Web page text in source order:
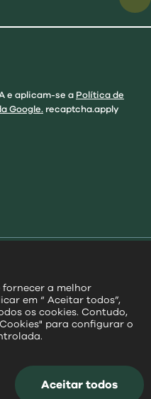
fornecer a melhor
em “ Aceitar todos”,
os cookies. Contudo,
para configurar o
Aceitar todos
e aplicam-se a Política de
Google. recaptcha.apply